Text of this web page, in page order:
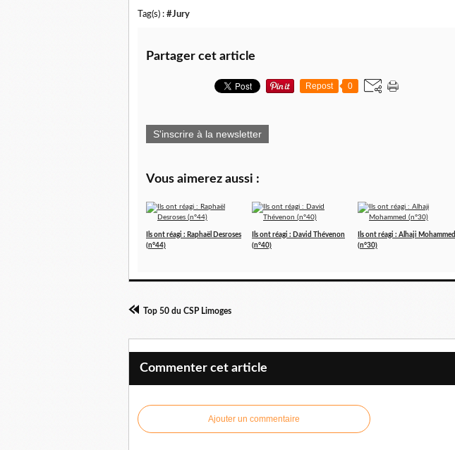
Tag(s) : #Jury
Partager cet article
Repost 0
S'inscrire à la newsletter
Vous aimerez aussi :
Ils ont réagi : Raphaël Desroses
(n°44)
Ils ont réagi : David Thévenon
(n°40)
Ils ont réagi : Alhaji Mohammed
(n°30)
Top 50 du CSP Limoges
Commenter cet article
Ajouter un commentaire